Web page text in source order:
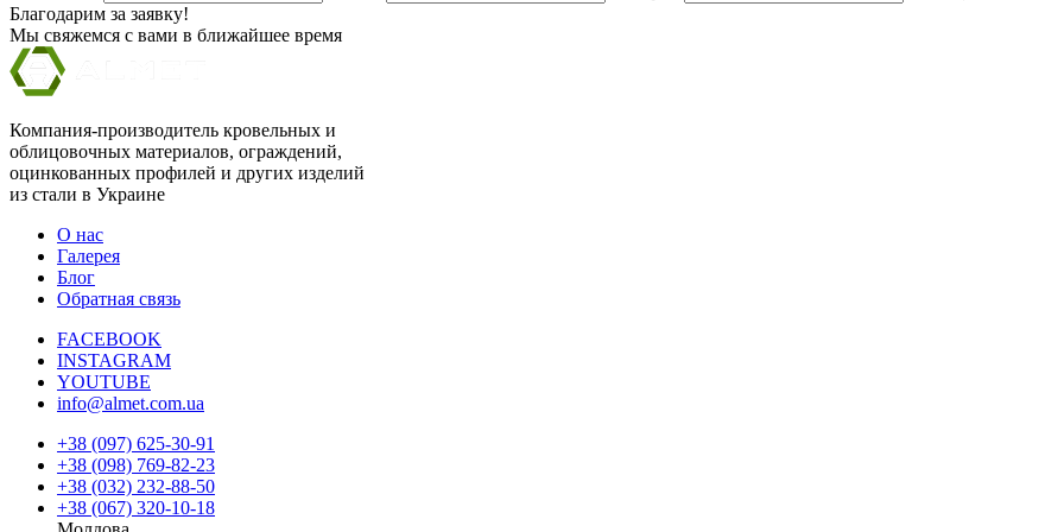
Благодарим за заявку!
Мы свяжемся с вами в ближайшее время
Компания-производитель кровельных и
облицовочных материалов, ограждений,
оцинкованных профилей и других изделий
из стали в Украине
О нас
Галерея
Блог
Обратная связь
FACEBOOK
INSTAGRAM
YOUTUBE
info@almet.com.ua
+38 (097) 625-30-91
+38 (098) 769-82-23
+38 (032) 232-88-50
+38 (067) 320-10-18